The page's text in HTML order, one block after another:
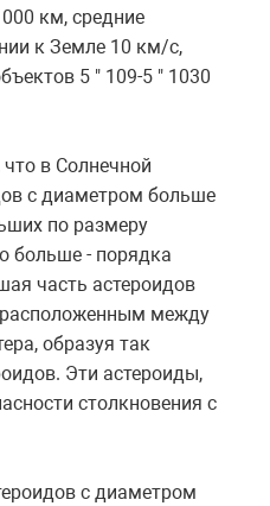
км, средние
к Земле 10 км/с,
5 " 109-5 " 1030
в Солнечной
с диаметром больше
по размеру
больше - порядка
часть астероидов
между
образуя так
Эти астероиды,
столкновения с
с диаметром